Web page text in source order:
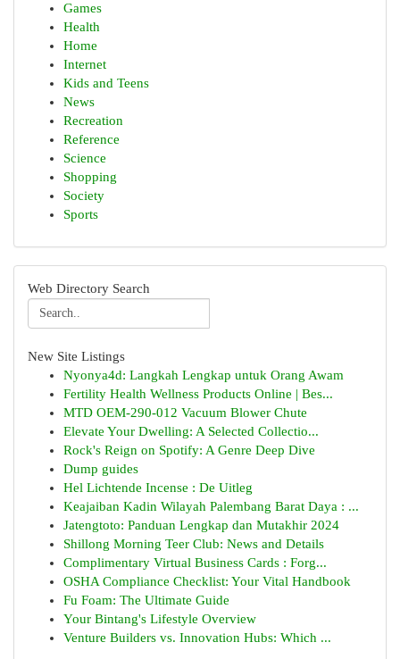
Games
Health
Home
Internet
Kids and Teens
News
Recreation
Reference
Science
Shopping
Society
Sports
Web Directory Search
New Site Listings
Nyonya4d: Langkah Lengkap untuk Orang Awam
Fertility Health Wellness Products Online | Bes...
MTD OEM-290-012 Vacuum Blower Chute
Elevate Your Dwelling: A Selected Collectio...
Rock's Reign on Spotify: A Genre Deep Dive
Dump guides
Hel Lichtende Incense : De Uitleg
Keajaiban Kadin Wilayah Palembang Barat Daya : ...
Jatengtoto: Panduan Lengkap dan Mutakhir 2024
Shillong Morning Teer Club: News and Details
Complimentary Virtual Business Cards : Forg...
OSHA Compliance Checklist: Your Vital Handbook
Fu Foam: The Ultimate Guide
Your Bintang's Lifestyle Overview
Venture Builders vs. Innovation Hubs: Which ...